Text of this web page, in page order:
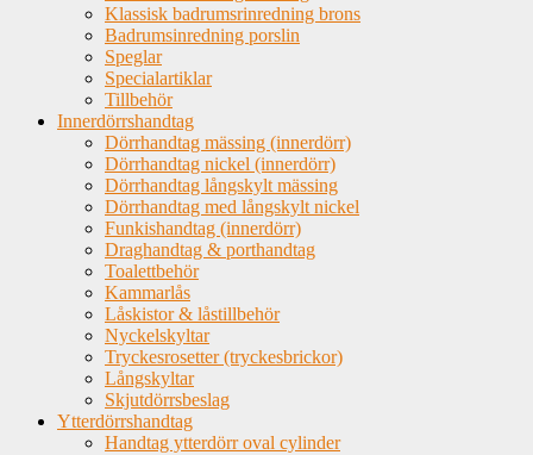
Klassisk badrumsrinredning brons
Badrumsinredning porslin
Speglar
Specialartiklar
Tillbehör
Innerdörrshandtag
Dörrhandtag mässing (innerdörr)
Dörrhandtag nickel (innerdörr)
Dörrhandtag långskylt mässing
Dörrhandtag med långskylt nickel
Funkishandtag (innerdörr)
Draghandtag & porthandtag
Toalettbehör
Kammarlås
Låskistor & låstillbehör
Nyckelskyltar
Tryckesrosetter (tryckesbrickor)
Långskyltar
Skjutdörrsbeslag
Ytterdörrshandtag
Handtag ytterdörr oval cylinder